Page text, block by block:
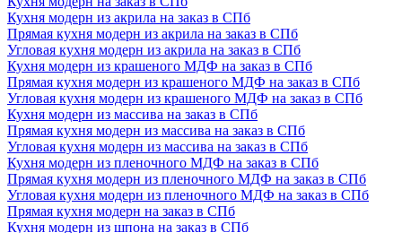
Кухня модерн из акрила на заказ в СПб
Прямая кухня модерн из акрила на заказ в СПб
Угловая кухня модерн из акрила на заказ в СПб
Кухня модерн из крашеного МДФ на заказ в СПб
Прямая кухня модерн из крашеного МДФ на заказ в СПб
Угловая кухня модерн из крашеного МДФ на заказ в СПб
Кухня модерн из массива на заказ в СПб
Прямая кухня модерн из массива на заказ в СПб
Угловая кухня модерн из массива на заказ в СПб
Кухня модерн из пленочного МДФ на заказ в СПб
Прямая кухня модерн из пленочного МДФ на заказ в СПб
Угловая кухня модерн из пленочного МДФ на заказ в СПб
Прямая кухня модерн на заказ в СПб
Кухня модерн из шпона на заказ в СПб